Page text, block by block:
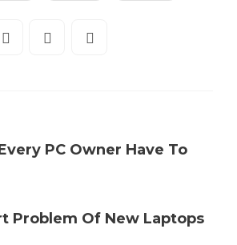
PC Owner Have To
Problem Of New Laptops